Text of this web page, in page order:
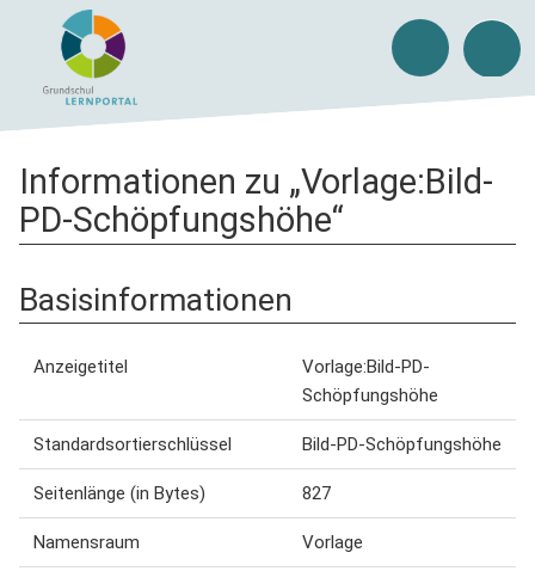
Informationen zu „Vorlage:Bild-
PD-Schöpfungshöhe“
Basisinformationen
Anzeigetitel
Vorlage:Bild-PD-
Schöpfungshöhe
Standardsortierschlüssel Bild-PD-Schöpfungshöhe
Seitenlänge (in Bytes) 827
Namensraum Vorlage